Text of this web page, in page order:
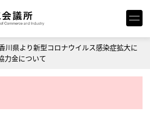
川県より新型コロナウイルス感染症拡大に
力金について